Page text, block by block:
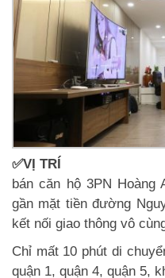
✅VỊ TRÍ
bán căn hộ 3PN
gần mặt tiền đường
kết nối giao thông vô
Chỉ mất 10 phút di
quận 1, quận 4, quận 5,